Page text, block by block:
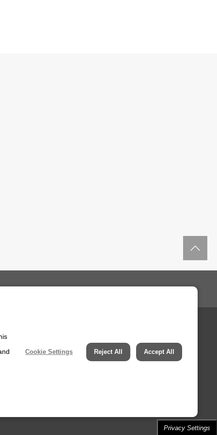
Privacy Settings
Cookie Settings Reject All Accept All